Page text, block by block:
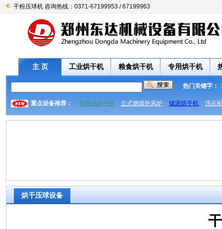
干粉压球机 咨询热线：0371-67199953 / 67199963
主 页 工业烘干机 粮食烘干机 专用烘干机
热门关键字：
重点设备推荐： 导热油烘干机 立式燃煤热风炉 煤泥烘干机 洗石
烘干压球设备